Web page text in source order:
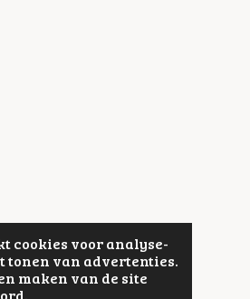
cookies voor analyse-
tonen van advertenties.
maken van de site